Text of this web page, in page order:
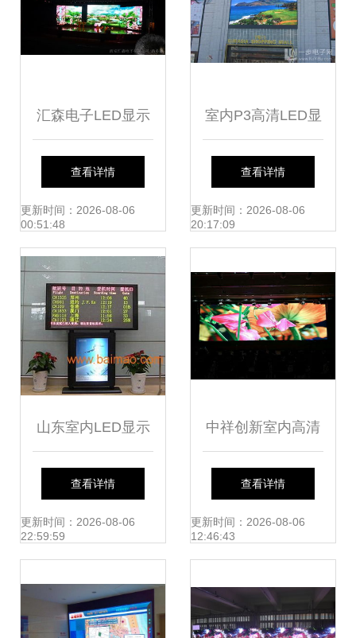
汇森电子LED显示
屏 P4室内全彩屏
的卓越选择
查看详情
更新时间：2026-08-06
00:51:48
室内P3高清LED显
示屏 专业厂家助力
高清视界
查看详情
更新时间：2026-08-06
20:17:09
山东室内LED显示
屏价格解析 厂家选
择与性价比权衡
查看详情
更新时间：2026-08-06
22:59:59
中祥创新室内高清
LED显示屏亮相中
欧服务中心，打造
查看详情
更新时间：2026-08-06
12:46:43